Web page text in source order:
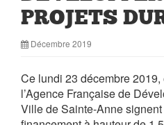
PROJETS
Décembre 2019
Ce lundi 23 décembre
l’Agence Française de
Ville de Sainte-Anne